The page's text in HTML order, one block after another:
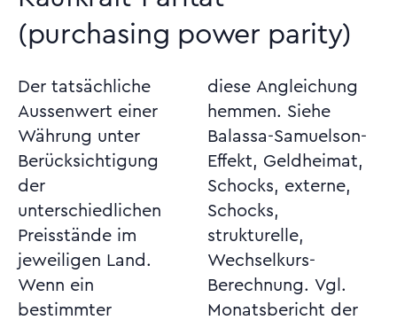
(purchasing power parity)
Der tatsächliche
Aussenwert einer
Währung unter
Berücksichtigung
der
unterschiedlichen
Preisstände im
jeweiligen Land.
Wenn ein
bestimmter
diese Angleichung
hemmen. Siehe
Balassa-Samuelson-
Effekt, Geldheimat,
Schocks, externe,
Schocks,
strukturelle,
Wechselkurs-
Berechnung. Vgl.
Monatsbericht der